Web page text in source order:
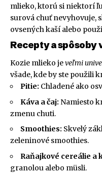
mlieko, ktorú si niektorí
surová chuť nevyhovuje,
ovsených kaší alebo
Recepty a
Kozie mlieko jeveľmi
všade, kde by ste použili
Pitie: Chladené ako
Káva a čaj: Namiesto
zmenu chuti.
Smoothies: Skvelý
zeleninové smoothies.
Raňajkové cereálie a
granolou alebo müsli.